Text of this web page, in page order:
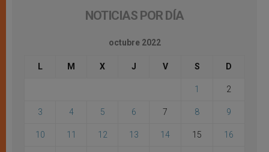
NOTICIAS POR DÍA
octubre 2022
L M X J V S D
1 2
3 4 5 6 7 8 9
10 11 12 13 14 15 16